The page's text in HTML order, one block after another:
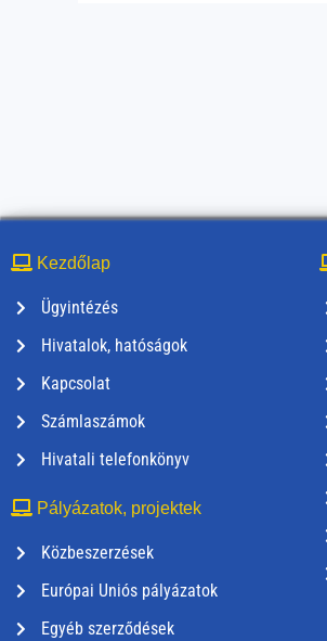
Kezdőlap
Ügyintézés
Hivatalok, hatóságok
Kapcsolat
Számlaszámok
Hivatali telefonkönyv
Pályázatok, projektek
Közbeszerzések
Európai Uniós pályázatok
Egyéb szerződések